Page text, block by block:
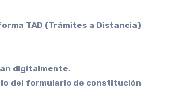
TAD (Trámites a Distancia)
digitalmente.
del formulario de constitución